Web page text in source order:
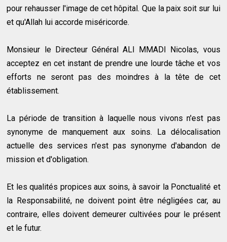
pour rehausser l'image de cet hôpital. Que la paix soit sur lui
et qu'Allah lui accorde miséricorde.
Monsieur le Directeur Général ALI MMADI Nicolas, vous
acceptez en cet instant de prendre une lourde tâche et vos
efforts ne seront pas des moindres à la tête de cet
établissement.
La période de transition à laquelle nous vivons n'est pas
synonyme de manquement aux soins. La délocalisation
actuelle des services n'est pas synonyme d'abandon de
mission et d'obligation.
Et les qualités propices aux soins, à savoir la Ponctualité et
la Responsabilité, ne doivent point être négligées car, au
contraire, elles doivent demeurer cultivées pour le présent
et le futur.